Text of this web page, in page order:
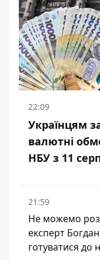
22:09
Українцям
валютні
НБУ з 11
21:59
Не можемо
експерт
готуватися до